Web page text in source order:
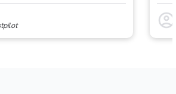
account_circle